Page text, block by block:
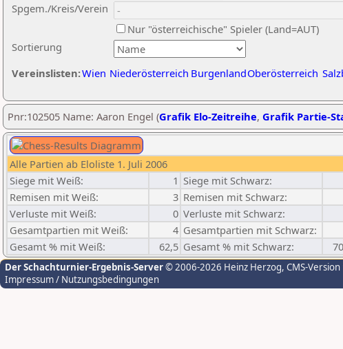
Sortierung
Spgem./Kreis/Verein
Nur "österreichische" Spieler (Land=AUT)
Vereinslisten:Wien Niederösterreich BurgenlandOberösterreich
Pnr:102505 Name: Aaron Engel (Grafik Elo-Zeitreihe, Grafik Partie-
Alle Partien ab Eloliste 1. Juli 2006
Siege mit Weiß:
1 Siege mit Schwarz:
Remisen mit Weiß:
3 Remisen mit Schwarz:
Verluste mit Weiß:
0 Verluste mit Schwarz:
Gesamtpartien mit Weiß:
4 Gesamtpartien mit Schwarz:
Gesamt % mit Weiß:
62,5 Gesamt % mit Schwarz:
Der Schachturnier-Ergebnis-Server© 2006-2026 Heinz Herzog, CMS-
Impressum / Nutzungsbedingungen